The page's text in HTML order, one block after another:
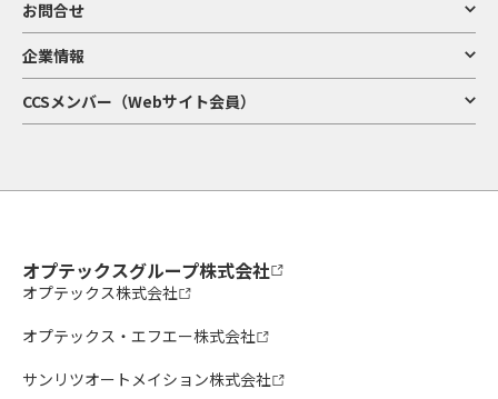
お問合せ
企業情報
CCSメンバー（Webサイト会員）
オプテックスグループ株式会社
オプテックス株式会社
オプテックス・エフエー株式会社
サンリツオートメイション株式会社